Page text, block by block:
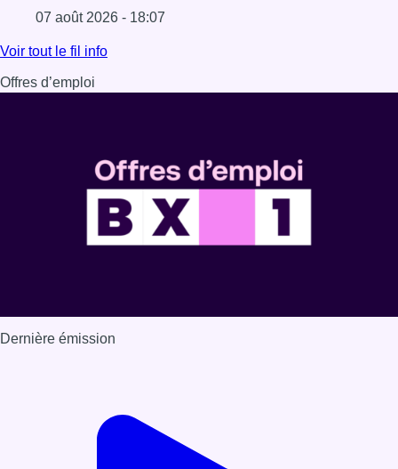
07 août 2026 - 18:07
Lire l'article Les Bruxellois respectent mieux les zones 30
Voir tout le fil info
Offres d’emploi
Dernière émission